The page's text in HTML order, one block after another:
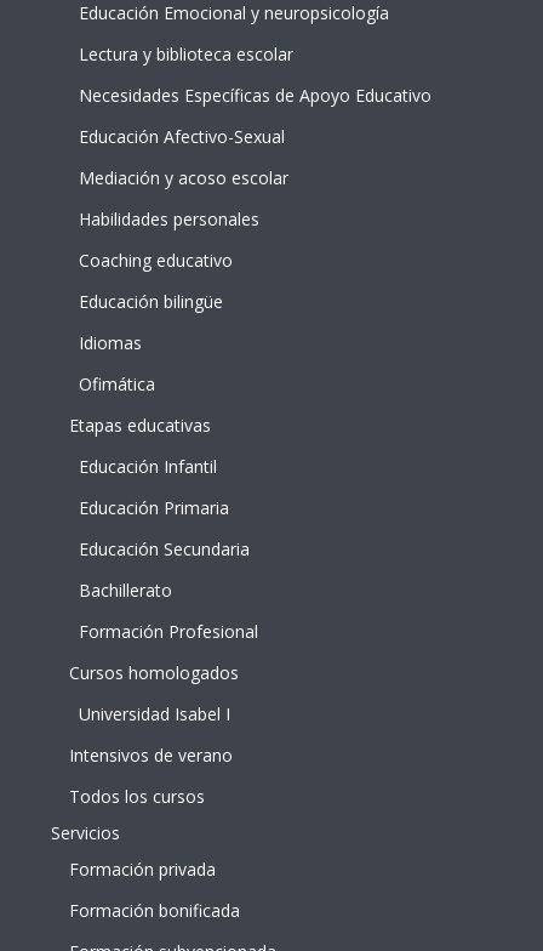
Educación Emocional y neuropsicología
Lectura y biblioteca escolar
Necesidades Específicas de Apoyo Educativo
Educación Afectivo-Sexual
Mediación y acoso escolar
Habilidades personales
Coaching educativo
Educación bilingüe
Idiomas
Ofimática
Etapas educativas
Educación Infantil
Educación Primaria
Educación Secundaria
Bachillerato
Formación Profesional
Cursos homologados
Universidad Isabel I
Intensivos de verano
Todos los cursos
Servicios
Formación privada
Formación bonificada